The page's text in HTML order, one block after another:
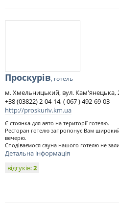
Проскурів, готель
м. Хмельницький, вул. Кам'янецька,
+38 (03822) 2-04-14, ( 067 ) 492-69-03
http://proskuriv.km.ua
Є стоянка для авто на території готелю.
Ресторан готелю запропонує Вам широкий
вечерю.
Сподіваємося сауна нашого готелю не
Детальна інформація
відгуків:2